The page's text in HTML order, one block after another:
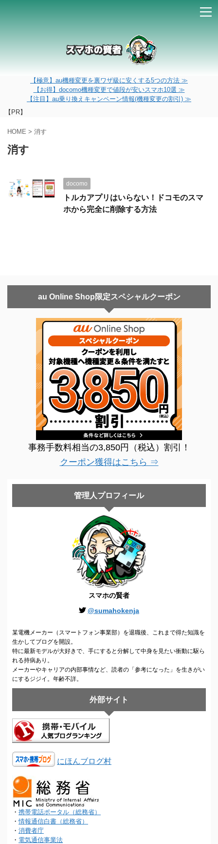
【極意】au機種変更を裏ワザ級に安くする5つの方法 ≫
【お得】docomo機種変更で値段が安いスマホ10選 ≫
【注目】au乗り換えキャンペーン情報(機種変更の割引) ≫
【PR】
HOME > 消す
消す
docomo
トルカアプリはいらない！ドコモのスマ
ホから完全に削除する方法
au Online Shop限定スペシャルクーポン
事務手数料相当の3,850円（税込）割引！
クーポン獲得はこちら ⇒
管理人プロフィール
スマホの賢者
@sumahokenja
某電機メーカー（スマートフォン事業部）を退職後、これまで得た知識を
生かしてブログを開設。
特に最新モデルが大好きで、手にすると分解して中身を見たい衝動に駆ら
れる持病あり。
メーカーやキャリアの内部事情など、読者の「参考になった」を生きがい
にするジジイ。年齢不詳。
外部サイト
にほんブログ村
・ 携帯電話ポータル（総務省）
・情報通信白書（総務省）
・ 消費者庁
・ 電気通信事業法